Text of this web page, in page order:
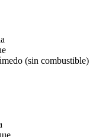
(sin combustible)